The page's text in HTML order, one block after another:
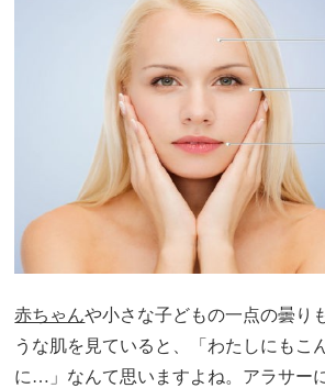
赤ちゃんや小さな子どもの一点の曇り
うな肌を見ていると、「わたしにもこ
に…」なんて思いますよね。アラサー